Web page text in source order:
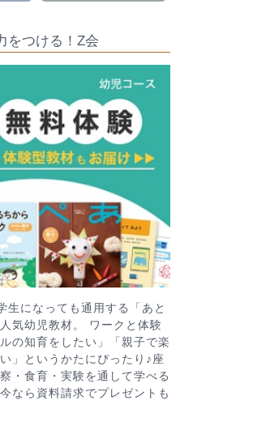
をつける！Z会
生になっても通用する「あと
気幼児教材。 ワークと体験
の知育をしたい」「親子で楽
」というかたにぴったり♪座
・食育・実験を通して学べる
なら資料請求でプレゼントも